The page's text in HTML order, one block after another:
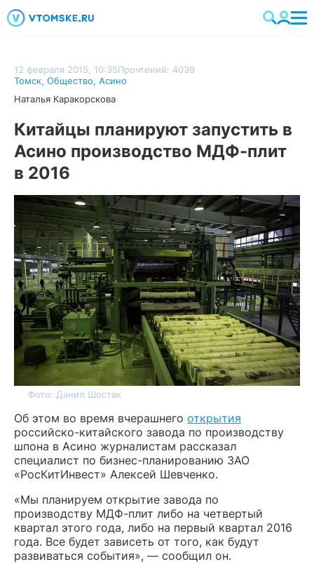
12 февраля 2015, 10:35Прочтений: 4039
Томск, Общество, Асино
Наталья Каракорскова
Китайцы планируют запустить в
Асино производство МДФ-плит
в 2016
Фото: Данил Шостак
Об этом во время вчерашнего открытия
российско-китайского завода по производству
шпона в Асино журналистам рассказал
специалист по бизнес-планированию ЗАО
«РосКитИнвест» Алексей Шевченко.
«Мы планируем открытие завода по
производству МДФ-плит либо на четвертый
квартал этого года, либо на первый квартал 2016
года. Все будет зависеть от того, как будут
развиваться события», — сообщил он.